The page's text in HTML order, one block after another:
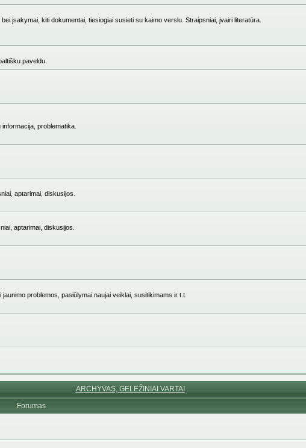
įsakymai, kiti dokumentai, tiesiogiai susieti su kaimo verslu. Straipsniai, įvairi literatūra.
paveldu.
problematika.
aptarimai, diskusijos.
aptarimai, diskusijos.
problemos, pasiūlymai naujai veiklai, susitikimams ir t.t.
ARCHYVAS, GELEŽINIAI VARTAI
Forumas